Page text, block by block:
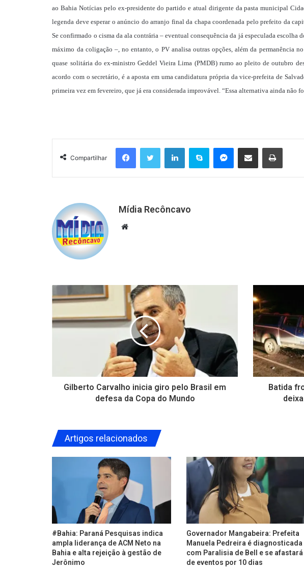
ao Bahia Notícias pelo ex-presidente do partido e atual dirigente da pasta municipal
legenda deve esperar o anúncio do arranjo final da chapa coordenada pelo prefeito da
Se confirmado o cisma da ala contrária – eventual consequência da já especulada escolha
máximo da coligação –, no entanto, o PV analisa outras opções, além da permanência
quase solitária do ex-ministro Geddel Vieira Lima (PMDB) rumo ao pleito de outubro
acordo com o secretário, é a aposta em uma candidatura própria da vice-prefeita de
primeira vez em fevereiro, que já era considerada improvável. “Essa alternativa ainda não
Compartilhar
FacebookTwitter LinkedinSkype Messenger
Compartilhar via e-mail Imprimir
Mídia Recôncavo
Website
Gilberto Carvalho inicia giro pelo Brasil em
defesa da Copa do Mundo
Batida
Artigos relacionados
#Bahia: Paraná Pesquisas indica
ampla liderança de ACM Neto na
Bahia e alta rejeição à gestão de
Jerônimo
Governador Mangabeira: Prefeita
Manuela Pedreira é diagnosticada
com Paralisia de Bell e se afastará
de eventos por 10 dias